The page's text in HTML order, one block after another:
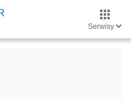
Serwisy